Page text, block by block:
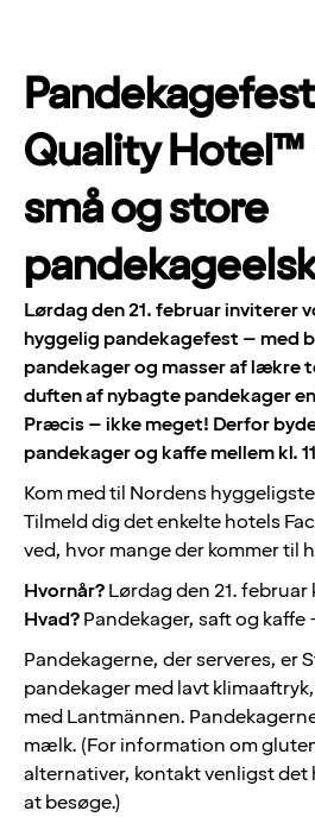
Quality Hotel™
små og store
Lørdag den 21. februar inviterer
hyggelig pandekagefest – med
pandekager og masser af lækre
duften af nybagte pandekager
Præcis – ikke meget! Derfor
pandekager og kaffe mellem kl.
Kom med til Nordens
Tilmeld dig det enkelte hotels
ved, hvor mange der kommer til
Hvornår?Lørdag den 21. februar
Hvad?Pandekager, saft og
Pandekagerne, der serveres, er
pandekager med lavt
med Lantmännen.
mælk. (For information om
alternativer, kontakt venligst
at besøge.)